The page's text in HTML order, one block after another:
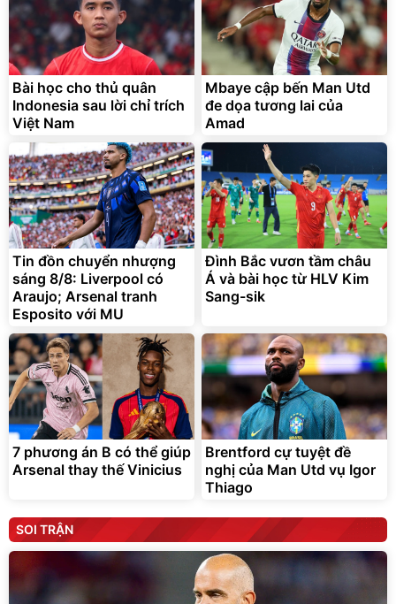
Bài học cho thủ quân
Indonesia sau lời chỉ trích
Việt Nam
Mbaye cập bến Man Utd
đe dọa tương lai của
Amad
Tin đồn chuyển nhượng
sáng 8/8: Liverpool có
Araujo; Arsenal tranh
Esposito với MU
Đình Bắc vươn tầm châu
Á và bài học từ HLV Kim
Sang-sik
7 phương án B có thể giúp
Arsenal thay thế Vinicius
Brentford cự tuyệt đề
nghị của Man Utd vụ Igor
Thiago
SOI TRẬN